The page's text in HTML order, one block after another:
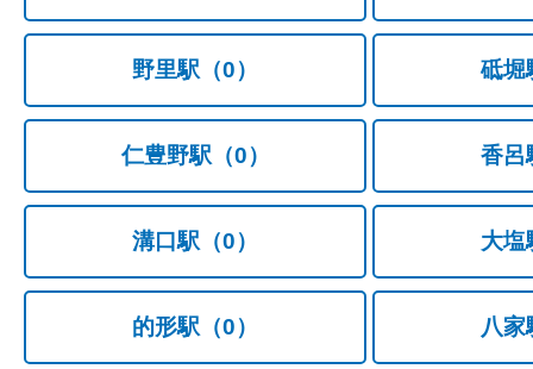
野里駅 （0） 砥堀
仁豊野駅 （0） 香呂
溝口駅 （0） 大塩
的形駅 （0） 八家